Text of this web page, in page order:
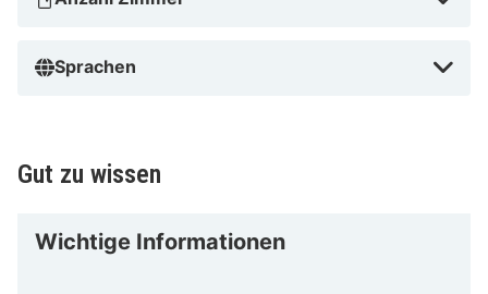
Sprachen
Gut zu wissen
Wichtige Informationen